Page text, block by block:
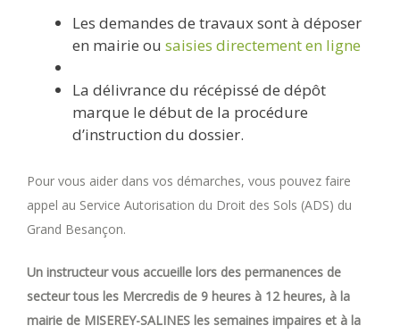
Les demandes de travaux sont à déposer
en mairie ou saisies directement en ligne
La délivrance du récépissé de dépôt
marque le début de la procédure
d’instruction du dossier.
Pour vous aider dans vos démarches, vous pouvez faire
appel au Service Autorisation du Droit des Sols (ADS) du
Grand Besançon.
Un instructeur vous accueille lors des permanences de
secteur tous les Mercredis de 9 heures à 12 heures, à la
mairie de MISEREY-SALINES les semaines impaires et à la